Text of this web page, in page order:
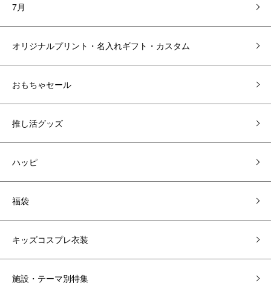
7月
オリジナルプリント・名入れギフト・カスタム
おもちゃセール
推し活グッズ
ハッピ
福袋
キッズコスプレ衣装
施設・テーマ別特集